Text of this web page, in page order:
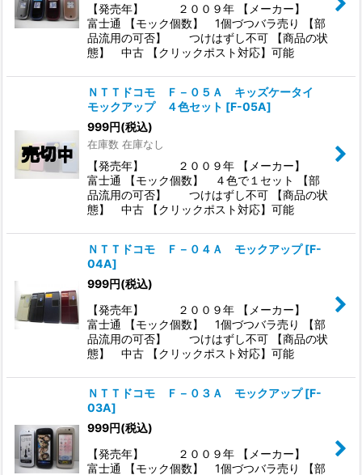
【発売年】 ２００９年 【メーカー】
富士通 【モック個数】 1個づつバラ売り 【部
品流用の可否】 つけはずし不可 【商品の状
態】 中古 【クリックポスト対応】可能
ＮＴＴドコモ Ｆ－０５Ａ キッズケータイ
モックアップ ４色セット [F-05A]
999円(税込)
在庫数 在庫なし
【発売年】 ２００９年 【メーカー】
富士通 【モック個数】 ４色で１セット 【部
品流用の可否】 つけはずし不可 【商品の状
態】 中古 【クリックポスト対応】可能
ＮＴＴドコモ Ｆ－０４Ａ モックアップ [F-
04A]
999円(税込)
【発売年】 ２００９年 【メーカー】
富士通 【モック個数】 1個づつバラ売り 【部
品流用の可否】 つけはずし不可 【商品の状
態】 中古 【クリックポスト対応】可能
ＮＴＴドコモ Ｆ－０３Ａ モックアップ [F-
03A]
999円(税込)
【発売年】 ２００９年 【メーカー】
富士通 【モック個数】 1個づつバラ売り 【部